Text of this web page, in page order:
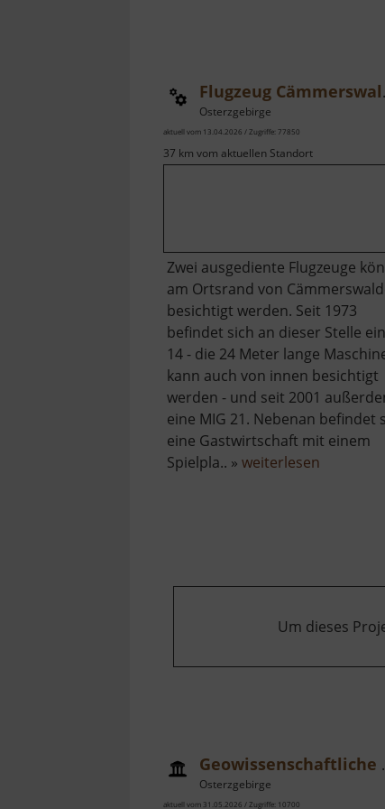
Osterzgebirge
aktuell vom 13.04.2026 / Zugriffe: 77850
37 km vom aktuellen Standort
Zwei ausgediente Flugzeuge
am Ortsrand von
besichtigt werden. Seit 1973
befindet sich an dieser Stelle
14 - die 24 Meter lange
kann auch von innen besichtigt
werden - und seit 2001
eine MIG 21. Nebenan befindet
eine Gastwirtschaft mit einem
Spielpla.. » weiterlesen
Um dieses
Osterzgebirge
aktuell vom 31.05.2026 / Zugriffe: 10700